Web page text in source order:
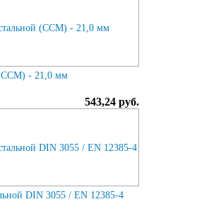
(ССМ) - 21,0 мм
543,24 руб.
DIN 3055 / EN 12385-4